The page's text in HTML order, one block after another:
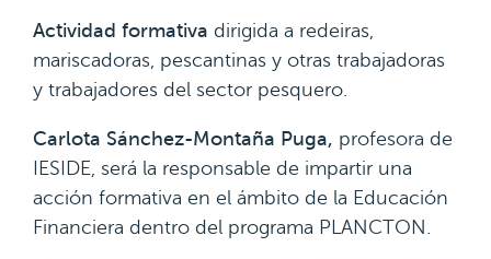
Actividad formativa dirigida a redeiras,
mariscadoras, pescantinas y otras trabajadoras
y trabajadores del sector pesquero.
Carlota Sánchez-Montaña Puga, profesora de
IESIDE, será la responsable de impartir una
acción formativa en el ámbito de la Educación
Financiera dentro del programa PLANCTON.